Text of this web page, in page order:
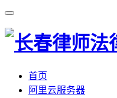
首页
阿里云服务器